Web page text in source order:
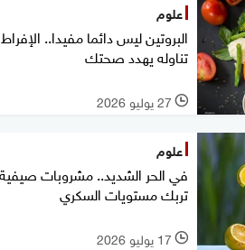
علوم
البروتين ليس دائما مفيدا..
تناوله يهدد صحتك
l 27 يوليو 2026
علوم
في الحر الشديد.. مشروبات
تربك مستويات السكري
l 17 يوليو 2026